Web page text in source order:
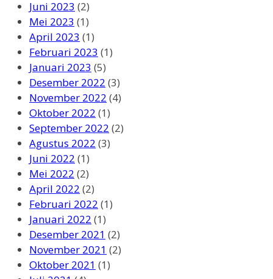
Juni 2023 (2)
Mei 2023 (1)
April 2023 (1)
Februari 2023 (1)
Januari 2023 (5)
Desember 2022 (3)
November 2022 (4)
Oktober 2022 (1)
September 2022 (2)
Agustus 2022 (3)
Juni 2022 (1)
Mei 2022 (2)
April 2022 (2)
Februari 2022 (1)
Januari 2022 (1)
Desember 2021 (2)
November 2021 (2)
Oktober 2021 (1)